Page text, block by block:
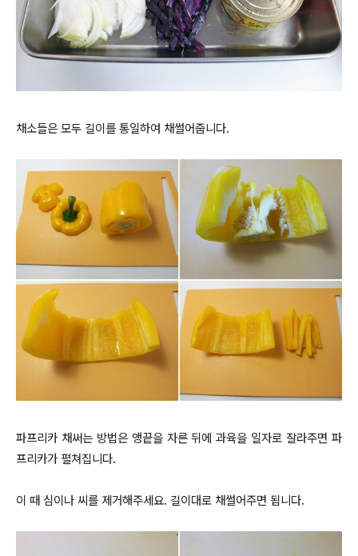
채소들은 모두 길이를 통일하여 채썰어줍니다.
파프리카 채써는 방법은 앵끝을 자른 뒤에 과육을 일자로 잘라주면 파
프리카가 펼쳐집니다.
이 때 심이나 씨를 제거해주세요. 길이대로 채썰어주면 됩니다.